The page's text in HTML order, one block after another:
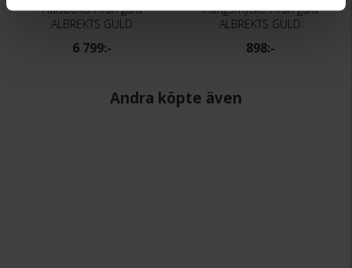
Halsband i 18K guld
ALBREKTS GULD
6 799:-
Hängsmycke i 18K guld
ALBREKTS GULD
898:-
Andra köpte även